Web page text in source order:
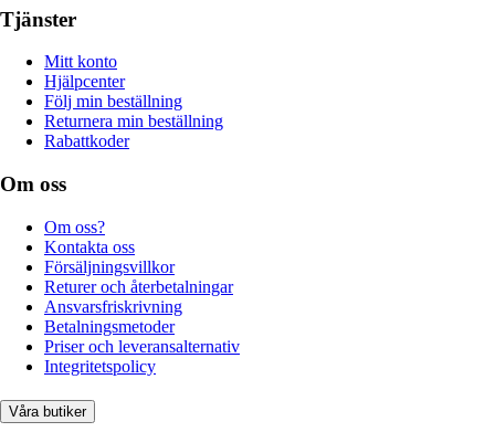
Tjänster
Mitt konto
Hjälpcenter
Följ min beställning
Returnera min beställning
Rabattkoder
Om oss
Om oss?
Kontakta oss
Försäljningsvillkor
Returer och återbetalningar
Ansvarsfriskrivning
Betalningsmetoder
Priser och leveransalternativ
Integritetspolicy
Våra butiker